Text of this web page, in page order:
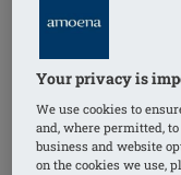
Your privacy is
We use cookies to
and, where permitted,
business and website
on the cookies we use,